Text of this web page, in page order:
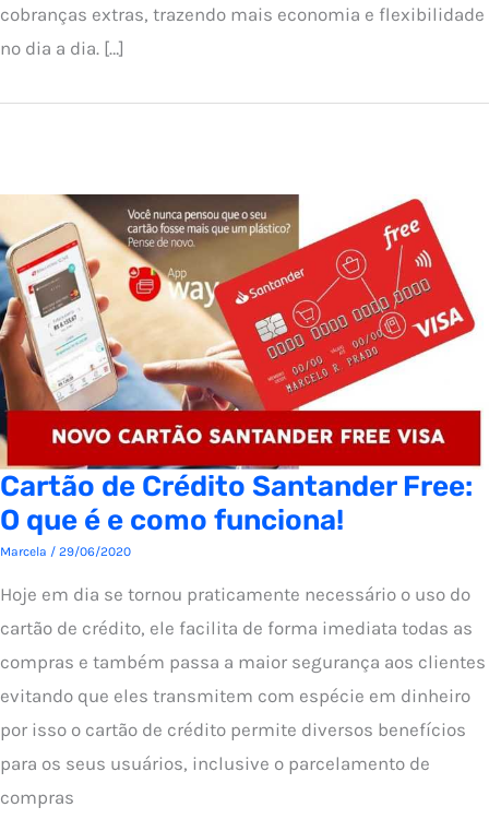
cobranças extras, trazendo mais economia e flexibilidade
no dia a dia. […]
Cartão de Crédito Santander Free:
O que é e como funciona!
Marcela / 29/06/2020
Hoje em dia se tornou praticamente necessário o uso do
cartão de crédito, ele facilita de forma imediata todas as
compras e também passa a maior segurança aos clientes
evitando que eles transmitem com espécie em dinheiro
por isso o cartão de crédito permite diversos benefícios
para os seus usuários, inclusive o parcelamento de
compras